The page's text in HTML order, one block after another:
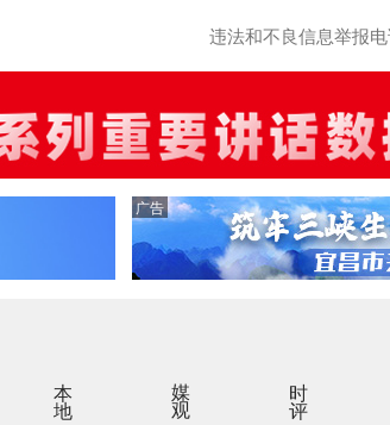
违法和不良信息举报
广告
本地 媒观 时评